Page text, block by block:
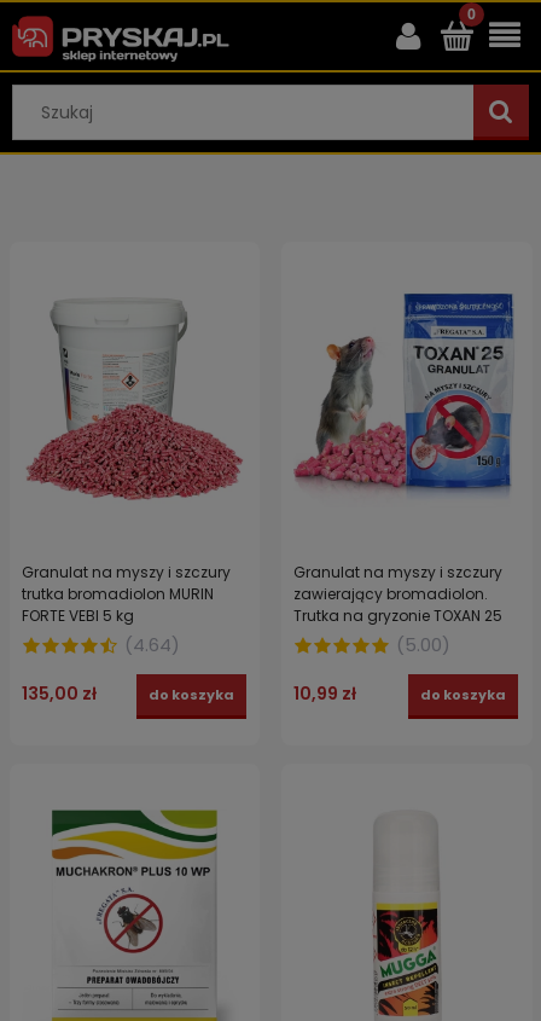
Granulat na myszy i szczury
trutka bromadiolon MURIN
FORTE VEBI 5 kg
(4.64)
135,00 zł do koszyka
Granulat na myszy i szczury
zawierający bromadiolon.
Trutka na gryzonie TOXAN 25
150 g
(5.00)
10,99 zł do koszyka